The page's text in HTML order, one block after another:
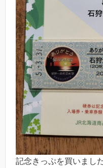
記念きっぷを買いまし